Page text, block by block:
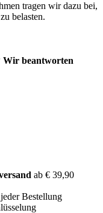
tragen wir dazu bei,
belasten.
Wir beantworten
ab € 39,90
Bestellung